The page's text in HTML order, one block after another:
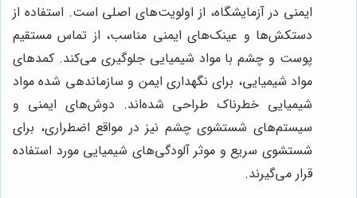
ایمنی در آزمایشگاه، از اولویت‌های اصلی است. استفاده از
دستکش‌ها و عینک‌های ایمنی مناسب، از تماس مستقیم
پوست و چشم با مواد شیمیایی جلوگیری می‌کند. کمدهای
مواد شیمیایی، برای نگهداری ایمن و سازماندهی شده مواد
شیمیایی خطرناک طراحی شده‌اند. دوش‌های ایمنی و
سیستم‌های شستشوی چشم نیز در مواقع اضطراری، برای
شستشوی سریع و موثر آلودگی‌های شیمیایی مورد استفاده
قرار می‌گیرند.